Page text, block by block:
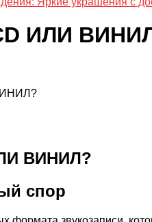
ИЛИ
ВИНИЛ?
спор